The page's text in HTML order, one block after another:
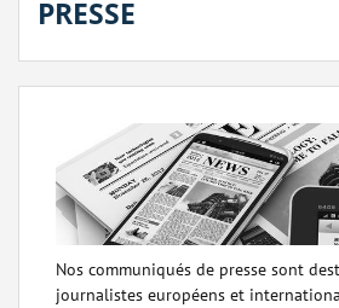
PRESSE
Nos communiqués de presse sont
journalistes européens et